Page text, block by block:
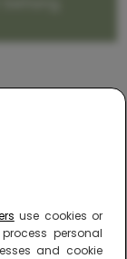
use cookies or
personal
and cookie